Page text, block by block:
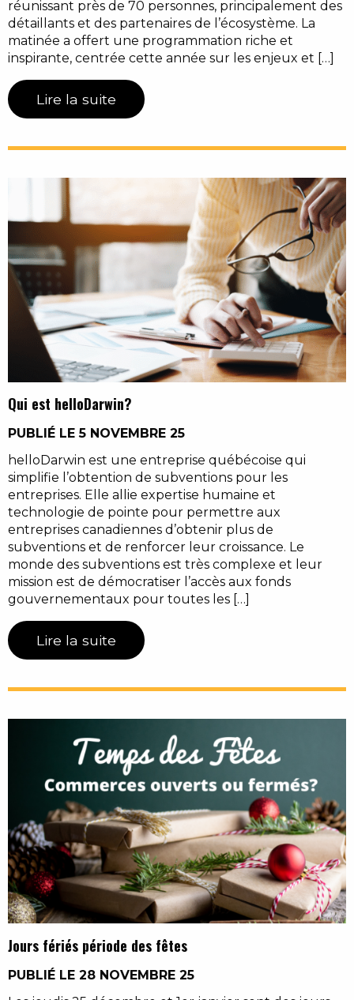
réunissant près de 70 personnes, principalement des
détaillants et des partenaires de l’écosystème. La
matinée a offert une programmation riche et
inspirante, centrée cette année sur les enjeux et […]
Lire la suite
Qui est helloDarwin?
PUBLIÉ LE 5 NOVEMBRE 25
helloDarwin est une entreprise québécoise qui
simplifie l’obtention de subventions pour les
entreprises. Elle allie expertise humaine et
technologie de pointe pour permettre aux
entreprises canadiennes d’obtenir plus de
subventions et de renforcer leur croissance. Le
monde des subventions est très complexe et leur
mission est de démocratiser l’accès aux fonds
gouvernementaux pour toutes les […]
Lire la suite
Jours fériés période des fêtes
PUBLIÉ LE 28 NOVEMBRE 25